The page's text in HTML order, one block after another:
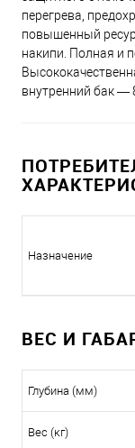
перегрева,
повышенный
накипи. Полная и
внутренний бак —
Назначение
ВЕС И
Глубина (мм)
Вес (кг)